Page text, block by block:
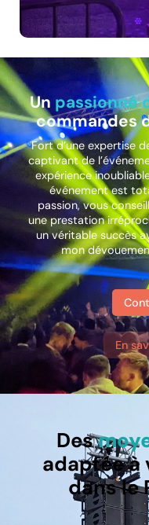
Un passionné
commandes
Fort d’une expertise
captivant de
expérience
événement est
passion, vous
une prestation
un véritable succès
mon
En
Des
adaptée à
dans le